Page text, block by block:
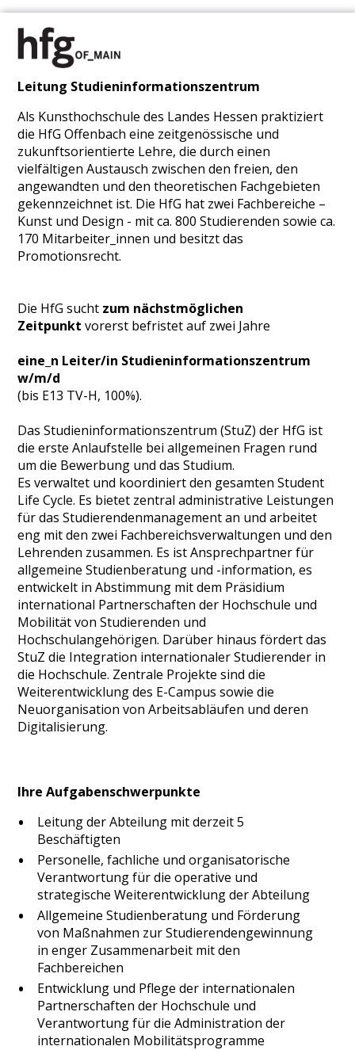
Leitung Studieninformationszentrum
Als Kunsthochschule des Landes Hessen praktiziert
die HfG Offenbach eine zeitgenössische und
zukunftsorientierte Lehre, die durch einen
vielfältigen Austausch zwischen den freien, den
angewandten und den theoretischen Fachgebieten
gekennzeichnet ist. Die HfG hat zwei Fachbereiche –
Kunst und Design - mit ca. 800 Studierenden sowie ca.
170 Mitarbeiter_innen und besitzt das
Promotionsrecht.
Die HfG sucht zum nächstmöglichen
Zeitpunkt vorerst befristet auf zwei Jahre
eine_n Leiter/in Studieninformationszentrum
w/m/d
(bis E13 TV-H, 100%).
Das Studieninformationszentrum (StuZ) der HfG ist
die erste Anlaufstelle bei allgemeinen Fragen rund
um die Bewerbung und das Studium.
Es verwaltet und koordiniert den gesamten Student
Life Cycle. Es bietet zentral administrative Leistungen
für das Studierendenmanagement an und arbeitet
eng mit den zwei Fachbereichs­verwaltungen und den
Lehrenden zusammen. Es ist Ansprechpartner für
allgemeine Studienberatung und -information, es
entwickelt in Abstimmung mit dem Präsidium
international Partnerschaften der Hochschule und
Mobilität von Studierenden und
Hochschulangehörigen. Darüber hinaus fördert das
StuZ die Integration internationaler Studierender in
die Hochschule. Zentrale Projekte sind die
Weiterentwicklung des E-Campus sowie die
Neuorganisation von Arbeitsabläufen und deren
Digitalisierung.
Ihre Aufgabenschwerpunkte
Leitung der Abteilung mit derzeit 5
Beschäftigten
Personelle, fachliche und organisatorische
Verantwortung für die operative und
strategische Weiterentwicklung der Abteilung
Allgemeine Studienberatung und Förderung
von Maßnahmen zur Studierendengewinnung
in enger Zusammenarbeit mit den
Fachbereichen
Entwicklung und Pflege der internationalen
Partnerschaften der Hochschule und
Verantwortung für die Administration der
internationalen Mobilitätsprogramme